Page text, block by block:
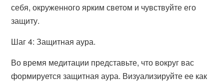
себя, окруженного ярким светом и чувствуйте его
защиту.
Шаг 4: Защитная аура.
Во время медитации представьте, что вокруг вас
формируется защитная аура. Визуализируйте ее как